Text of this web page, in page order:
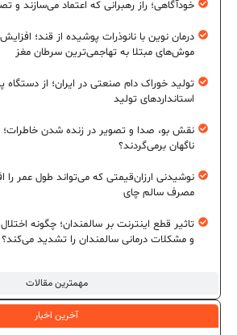
مهمترین مقالات
خودآگاهی؛ راز رهبرانی که اعتماد می‌سازند و
موش‌های مبتلا به تهاجمی‌ترین سرطان مغز
تولید خوراک دام صنعتی در ایران؛ از
استانداردهای تولید
نقش بو، صدا و تصویر در زنده شدن
ناگهان برمی‌گردند؟
نوشیدنی ارزان‌قیمتی که می‌تواند طول عمر
مصرف سالم چای
تاثیر قطع اینترنت بر سالمندان؛ چگونه
و مشکلات درمانی سالمندان را تشدید می‌کند؟
آخرین اخبار